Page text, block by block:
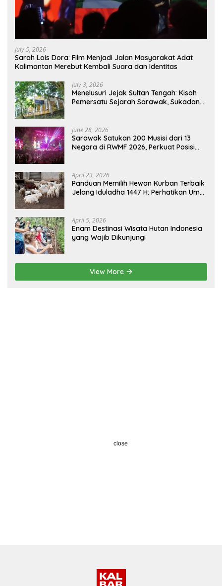
July 5, 2026
Sarah Lois Dora: Film Menjadi Jalan Masyarakat Adat
Kalimantan Merebut Kembali Suara dan Identitas
July 3, 2026
Menelusuri Jejak Sultan Tengah: Kisah
Pemersatu Sejarah Sarawak, Sukadana,
June 28, 2026
Sarawak Satukan 200 Musisi dari 13
Negara di RWMF 2026, Perkuat Posisi
April 23, 2026
Panduan Memilih Hewan Kurban Terbaik
Jelang Iduladha 1447 H: Perhatikan Umur
April 5, 2026
Enam Destinasi Wisata Hutan Indonesia
yang Wajib Dikunjungi
View More
close